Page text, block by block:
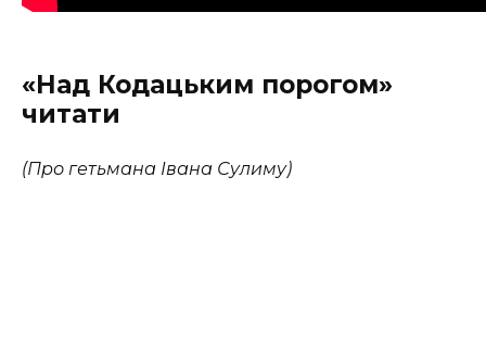
«Над Кодацьким порогом»
читати
(Про гетьмана Івана Сулиму)